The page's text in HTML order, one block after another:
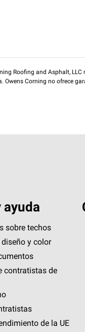
Roofing and Asphalt,
Corning no ofrece
ayuda
sobre techos
diseño y color
contratistas de
de la UE